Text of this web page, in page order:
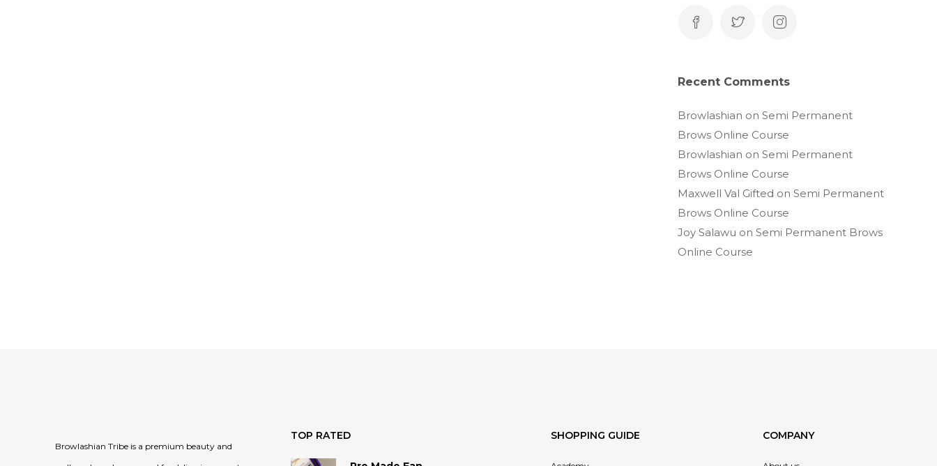
Recent Comments
Browlashian on Semi Permanent
Brows Online Course
Browlashian on Semi Permanent
Brows Online Course
Maxwell Val Gifted on Semi Permanent
Brows Online Course
Joy Salawu on Semi Permanent Brows
Online Course
Browlashian Tribe is a premium beauty and
TOP RATED SHOPPING GUIDE COMPANY